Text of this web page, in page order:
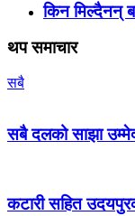
किन मिल्दैनन्
थप समाचार
सबै
सबै दलको साझा
कटारी सहित